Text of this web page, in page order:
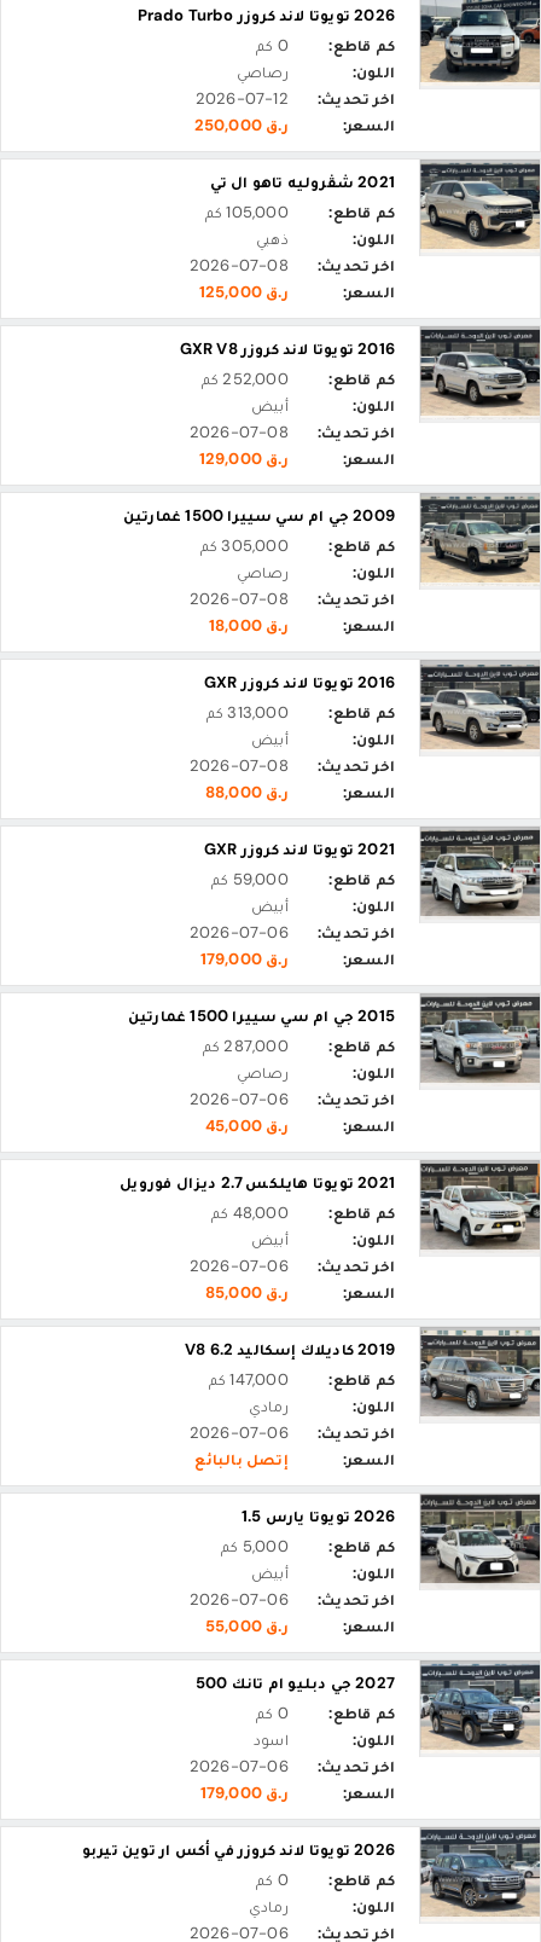
2026 تويوتا لاند كروزر Prado Turbo
كم قاطع:
0 كم
اللون:
رصاصي
اخر تحديث:
2026-07-12
السعر:
ر.ق 250,000
2021 شڤروليه تاهو ال تي
كم قاطع:
105,000 كم
اللون:
ذهبي
اخر تحديث:
2026-07-08
السعر:
ر.ق 125,000
2016 تويوتا لاند كروزر GXR V8
كم قاطع:
252,000 كم
اللون:
أبيض
اخر تحديث:
2026-07-08
السعر:
ر.ق 129,000
2009 جي ام سي سييرا 1500 غمارتين
كم قاطع:
305,000 كم
اللون:
رصاصي
اخر تحديث:
2026-07-08
السعر:
ر.ق 18,000
2016 تويوتا لاند كروزر GXR
كم قاطع:
313,000 كم
اللون:
أبيض
اخر تحديث:
2026-07-08
السعر:
ر.ق 88,000
2021 تويوتا لاند كروزر GXR
كم قاطع:
59,000 كم
اللون:
أبيض
اخر تحديث:
2026-07-06
السعر:
ر.ق 179,000
2015 جي ام سي سييرا 1500 غمارتين
كم قاطع:
287,000 كم
اللون:
رصاصي
اخر تحديث:
2026-07-06
السعر:
ر.ق 45,000
2021 تويوتا هايلكس 2.7 ديزال فورويل
كم قاطع:
48,000 كم
اللون:
أبيض
اخر تحديث:
2026-07-06
السعر:
ر.ق 85,000
2019 كاديلاك إسكاليد 6.2 V8
كم قاطع:
147,000 كم
اللون:
رمادي
اخر تحديث:
2026-07-06
السعر:
إتصل بالبائع
2026 تويوتا يارس 1.5
كم قاطع:
5,000 كم
اللون:
أبيض
اخر تحديث:
2026-07-06
السعر:
ر.ق 55,000
2027 جي دبليو ام تانك 500
كم قاطع:
0 كم
اللون:
اسود
اخر تحديث:
2026-07-06
السعر:
ر.ق 179,000
2026 تويوتا لاند كروزر في أكس ار توين تيربو
كم قاطع:
0 كم
اللون:
رمادي
اخر تحديث:
2026-07-06